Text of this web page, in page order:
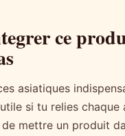
ce
asiatiques
si tu relies chaque
mettre un produit